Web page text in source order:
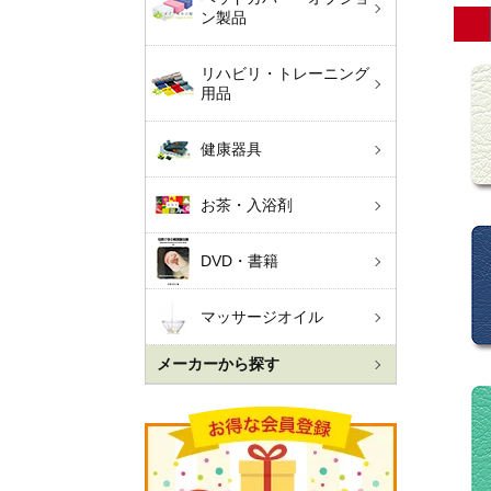
ン製品
リハビリ・トレーニング
用品
健康器具
お茶・入浴剤
DVD・書籍
マッサージオイル
メーカーから探す